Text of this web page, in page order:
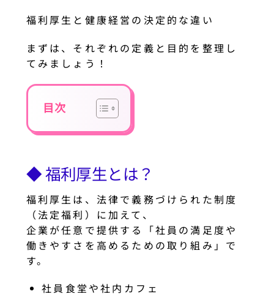
福利厚生と健康経営の決定的な違い
まずは、それぞれの定義と目的を整理し
てみましょう！
目次
◆ 福利厚生とは？
福利厚生は、法律で義務づけられた制度
（法定福利）に加えて、
企業が任意で提供する「社員の満足度や
働きやすさを高めるための取り組み」で
す。
社員食堂や社内カフェ